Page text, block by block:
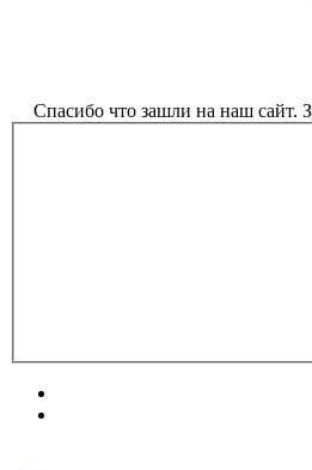
Спасибо что зашли на наш сайт.